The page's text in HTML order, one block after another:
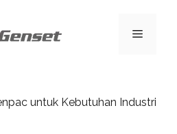
Menu